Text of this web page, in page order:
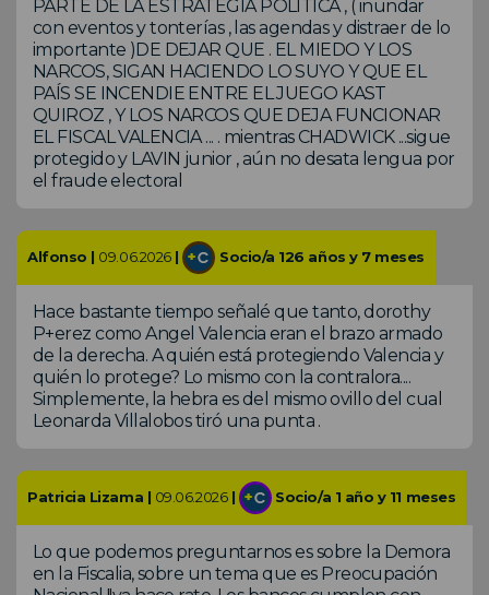
PARTE DE LA ESTRATEGIA POLITICA , ( inundar
con eventos y tonterías , las agendas y distraer de lo
importante )DE DEJAR QUE . EL MIEDO Y LOS
NARCOS, SIGAN HACIENDO LO SUYO Y QUE EL
PAÍS SE INCENDIE ENTRE EL JUEGO KAST
QUIROZ , Y LOS NARCOS QUE DEJA FUNCIONAR
EL FISCAL VALENCIA ... . mientras CHADWICK ...sigue
protegido y LAVIN junior , aún no desata lengua por
el fraude electoral
Alfonso | 09.06.2026| Socio/a 126 años y 7 meses
Hace bastante tiempo señalé que tanto, dorothy
P+erez como Angel Valencia eran el brazo armado
de la derecha. A quién está protegiendo Valencia y
quién lo protege? Lo mismo con la contralora....
Simplemente, la hebra es del mismo ovillo del cual
Leonarda Villalobos tiró una punta .
Patricia Lizama | 09.06.2026| Socio/a 1 año y 11 meses
Lo que podemos preguntarnos es sobre la Demora
en la Fiscalia, sobre un tema que es Preocupación